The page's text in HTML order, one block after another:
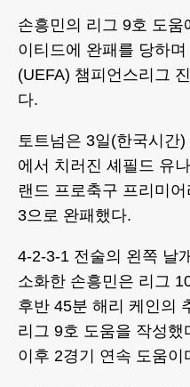
손흥민의 리그 9호 도
이티드에 완패를 당하
(UEFA) 챔피언스리그
다.
토트넘은 3일(한국시간
에서 치러진 셰필드 유
랜드 프로축구 프리미
3으로 완패했다.
4-2-3-1 전술의 왼쪽 날
소화한 손흥민은 리그
후반 45분 해리 케인의
리그 9호 도움을 작성
이후 2경기 연속 도움이